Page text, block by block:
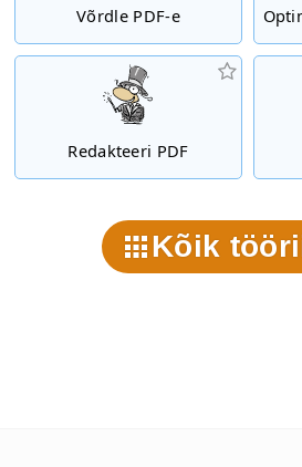
Võrdle PDF-e
Redakteeri PDF
Kõik